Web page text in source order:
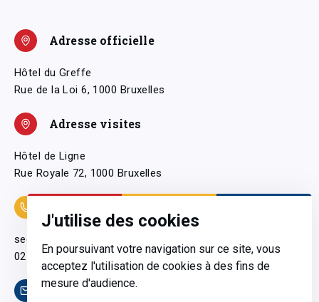
J'utilise des cookies
En poursuivant votre navigation sur ce site, vous
acceptez l'utilisation de cookies à des fins de
mesure d'audience.
Adresse officielle
Hôtel du Greffe
Rue de la Loi 6, 1000 Bruxelles
Adresse visites
Hôtel de Ligne
Rue Royale 72, 1000 Bruxelles
secretariatgeneral@pfwb.be
02 506 38 11
Contact